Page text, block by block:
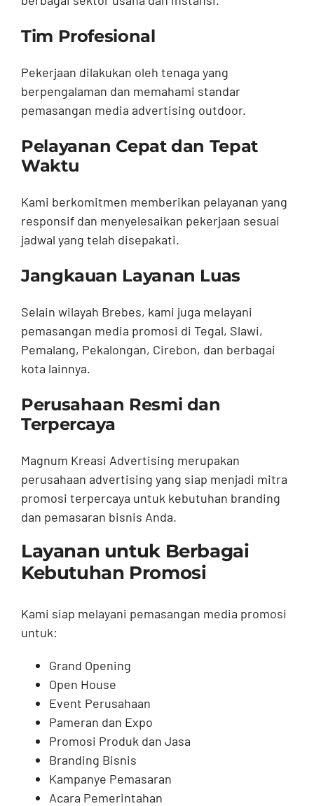
Tim Profesional
Pekerjaan dilakukan oleh tenaga yang
berpengalaman dan memahami standar
pemasangan media advertising outdoor.
Pelayanan Cepat dan Tepat
Waktu
Kami berkomitmen memberikan pelayanan yang
responsif dan menyelesaikan pekerjaan sesuai
jadwal yang telah disepakati.
Jangkauan Layanan Luas
Selain wilayah Brebes, kami juga melayani
pemasangan media promosi di Tegal, Slawi,
Pemalang, Pekalongan, Cirebon, dan berbagai
kota lainnya.
Perusahaan Resmi dan
Terpercaya
Magnum Kreasi Advertising merupakan
perusahaan advertising yang siap menjadi mitra
promosi terpercaya untuk kebutuhan branding
dan pemasaran bisnis Anda.
Layanan untuk Berbagai
Kebutuhan Promosi
Kami siap melayani pemasangan media promosi
untuk:
Grand Opening
Open House
Event Perusahaan
Pameran dan Expo
Promosi Produk dan Jasa
Branding Bisnis
Kampanye Pemasaran
Acara Pemerintahan